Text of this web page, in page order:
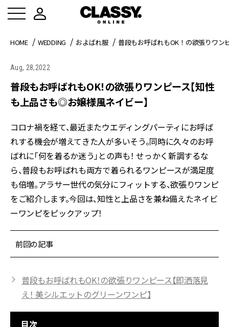
HOME WEDDING およばれ服 普段もお呼ばれもOK！の欲張りワ
Aug, 28,2022
普段もお呼ばれもOK！の欲張りワンピース【知性
も上品さも◎お嬢様風ネイビー】
コロナ禍を経て、最近またウエディングパーティにお呼ば
れする機会が増えてきた人が多いそう。同時に久々のお呼
ばれに「何を着るか迷う」との声も！ せっかく新調するな
ら、普段もお呼ばれも両方で着られるワンピースが満足度
も倍増。アラサー世代の気分にフィットする、欲張りワンピ
をご紹介します。今回は、知性と上品さを兼ね備えたネイビ
ーワンピをピックアップ！
前回の記事
普段もお呼ばれもOK！の欲張りワンピース【即洒落見
え！ 美シルエットのグリーンワンピ】
目次